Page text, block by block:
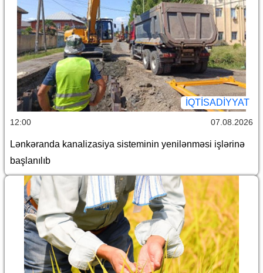
İQTİSADİYYAT
12:00 07.08.2026
Lənkəranda kanalizasiya sisteminin yenilənməsi işlərinə
başlanılıb